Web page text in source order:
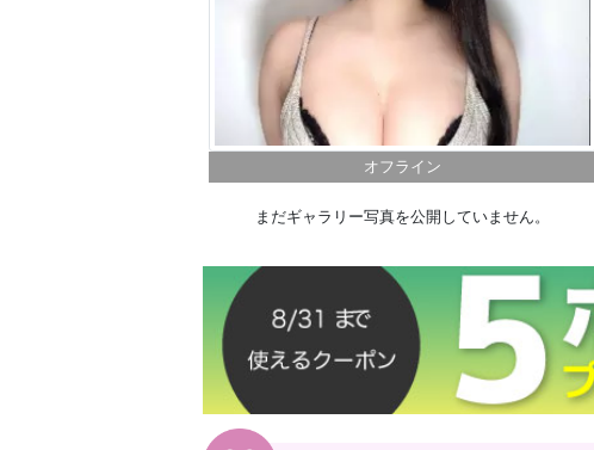
オフライン
まだギャラリー写真を公開していません。